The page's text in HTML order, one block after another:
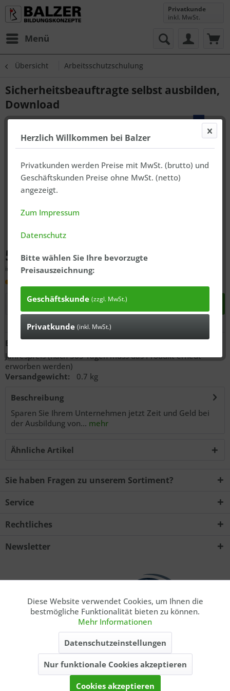
Menü
Privatkunde
inkl. MwSt.
Übersicht Arbeitsschutzschulung
Sicherheitsbeauftragte selbst ausbilden,
Download
581,91 € *
inkl. MwSt., zzgl.ausgewiesener Versandkosten
In den
Anfragen
genommen.. *
Bestell-Nr.:
Jahrespreis (nach 365 Tagen muss das Produkt erneut
erworben werden)
Versandgewicht:
0.7 kg
Beschreibung
Sparen Sie Ihrem Unternehmen jetzt Zeit und Geld bei
der Ausbildung von... mehr
Ähnliche Artikel
Sie haben Fragen zu unserem Sortiment?
Service
Rechtliches
Newsletter
* Privatkunde. Alle Preise inkl. gesetzl. Mehrwertsteuer zzgl.
Versandkosten, wenn nicht anders beschrieben. Die
Deutschlands, Lieferzeiten für andere Länder entnehmen Sie bitte der
SchaltflächeVersand & Zahlung
Funktionale Aktiv
Aktiv
Tracking Aktiv
Diese Website verwendet Cookies, um Ihnen die
bestmögliche Funktionalität bieten zu können.
Mehr Informationen
Datenschutzeinstellungen
Nur funktionale Cookies akzeptieren
Cookies akzeptieren
Herzlich Willkommen bei Balzer
Privatkunden werden Preise mit MwSt. (brutto) und
Geschäftskunden Preise ohne MwSt. (netto)
angezeigt.
Zum Impressum
Datenschutz
Bitte wählen Sie Ihre bevorzugte
Preisauszeichnung:
Geschäftskunde (zzgl. MwSt.)
Privatkunde (inkl. MwSt.)